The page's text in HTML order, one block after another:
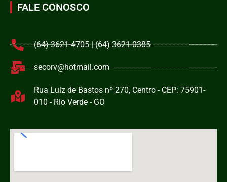
FALE CONOSCO
(64) 3621-4705 | (64) 3621-0385
secorv@hotmail.com
Rua Luiz de Bastos nº 270, Centro - CEP: 75901-
010 - Rio Verde - GO